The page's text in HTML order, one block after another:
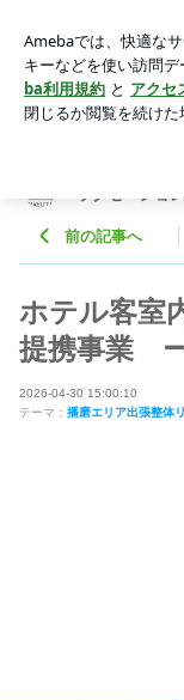
神戸】播磨エリア出
のブログ
アプリをダウンロ
ょう。
ラクゼーショ
前の記事へ
ホテル客室
提携事業
2026-04-30 15:00:10
テーマ： 播磨エリア出張整体